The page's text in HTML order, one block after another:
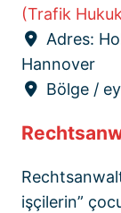
(Trafik
Adres:
Hannover
Bölge /
işçilerin”